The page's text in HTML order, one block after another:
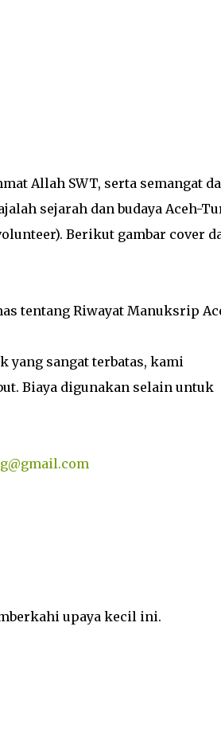
Allah SWT, serta semangat
sejarah dan budaya Aceh-
Berikut gambar cover
tentang Riwayat Manuksrip
yang sangat terbatas, kami
Biaya digunakan selain untuk
upaya kecil ini.